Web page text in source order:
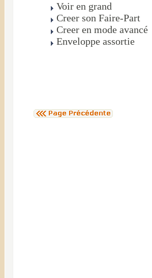
Voir en grand
Creer son Faire-Part
Creer en mode avancé
Enveloppe assortie